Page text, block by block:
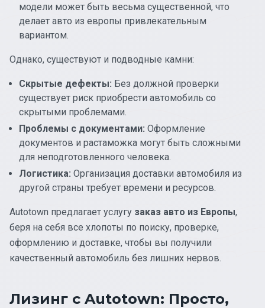
модели может быть весьма существенной, что
делает авто из европы привлекательным
вариантом.
Однако, существуют и подводные камни:
Скрытые дефекты: Без должной проверки
существует риск приобрести автомобиль со
скрытыми проблемами.
Проблемы с документами: Оформление
документов и растаможка могут быть сложными
для неподготовленного человека.
Логистика: Организация доставки автомобиля из
другой страны требует времени и ресурсов.
Autotown предлагает услугу заказ авто из Европы,
беря на себя все хлопоты по поиску, проверке,
оформлению и доставке, чтобы вы получили
качественный автомобиль без лишних нервов.
Лизинг с Autotown: Просто,